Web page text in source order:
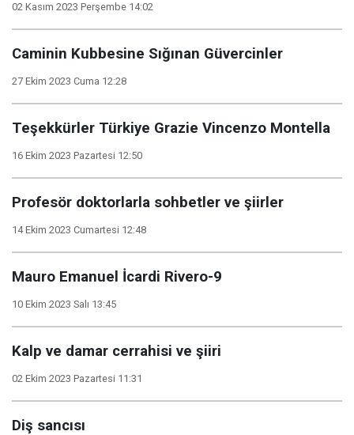
02 Kasım 2023 Perşembe 14:02
Caminin Kubbesine Sığınan Güvercinler
27 Ekim 2023 Cuma 12:28
Teşekkürler Türkiye Grazie Vincenzo Montella
16 Ekim 2023 Pazartesi 12:50
Profesör doktorlarla sohbetler ve şiirler
14 Ekim 2023 Cumartesi 12:48
Mauro Emanuel İcardi Rivero-9
10 Ekim 2023 Salı 13:45
Kalp ve damar cerrahisi ve şiiri
02 Ekim 2023 Pazartesi 11:31
Diş sancısı